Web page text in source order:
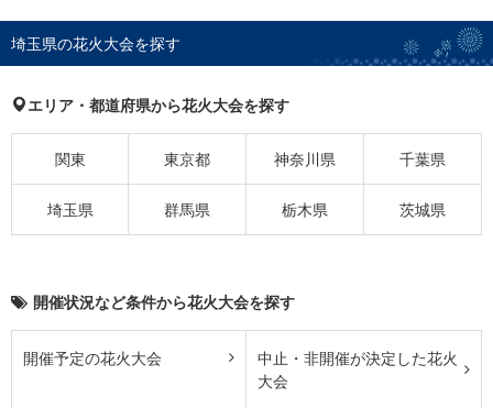
埼玉県の花火大会を探す
エリア・都道府県から花火大会を探す
関東 東京都 神奈川県 千葉県
埼玉県 群馬県 栃木県 茨城県
開催状況など条件から花火大会を探す
開催予定の花火大会
中止・非開催が決定した花火
大会